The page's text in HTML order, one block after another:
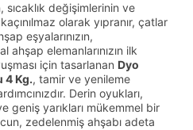
sıcaklık değişimlerinin ve
olarak yıpranır, çatlar
eşyalarınızın,
ahşap elemanlarınızın ilk
için tasarlanan Dyo
4 Kg., tamir ve yenileme
Derin oyukları,
geniş yarıkları mükemmel bir
zedelenmiş ahşabı adeta